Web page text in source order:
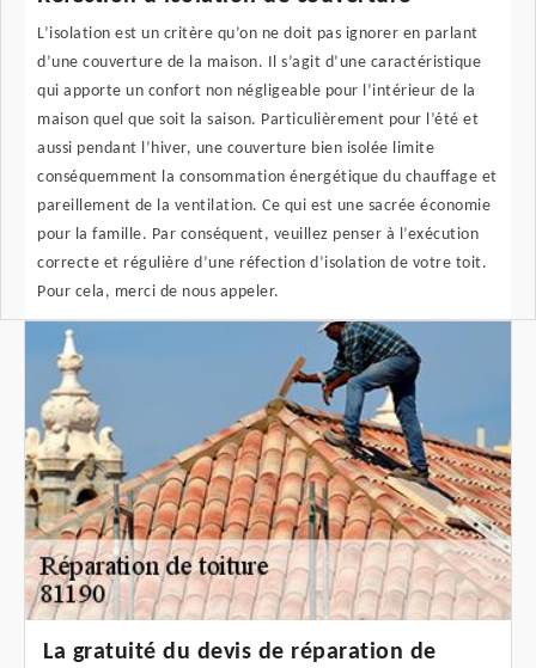
L’isolation est un critère qu’on ne doit pas ignorer en parlant
d’une couverture de la maison. Il s’agit d’une caractéristique
qui apporte un confort non négligeable pour l’intérieur de la
maison quel que soit la saison. Particulièrement pour l’été et
aussi pendant l’hiver, une couverture bien isolée limite
conséquemment la consommation énergétique du chauffage et
pareillement de la ventilation. Ce qui est une sacrée économie
pour la famille. Par conséquent, veuillez penser à l’exécution
correcte et régulière d’une réfection d’isolation de votre toit.
Pour cela, merci de nous appeler.
La gratuité du devis de réparation de